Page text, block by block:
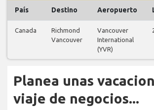
País Destino Aeropuerto
Canada
Richmond
Vancouver
Vancouver
International
(YVR)
Planea unas
viaje de negocios...